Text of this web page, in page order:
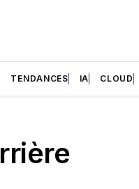
TENDANCES IA CLOUD